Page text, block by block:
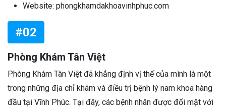
Website: phongkhamdakhoavinhphuc.com
#02
Phòng Khám Tân Việt
Phòng Khám Tân Việt đã khẳng định vị thế của mình là một
trong những địa chỉ khám và điều trị bệnh lý nam khoa hàng
đầu tại Vĩnh Phúc. Tại đây, các bệnh nhân được đối mặt với